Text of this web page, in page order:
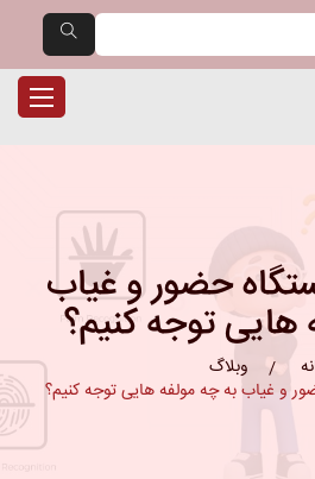
مرجع تخصصی
ناوبری
حضور و غیاب
هایی توجه کنیم؟
وبلاگ
و غیاب به چه مولفه هایی توجه کنیم؟